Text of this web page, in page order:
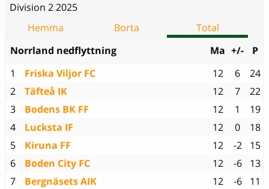
Division 2 2025
Hemma
Borta
Total
Norrland nedflyttning
Ma +/-
P
1
Friska Viljor FC 12 6
24
2
Täfteå IK 12 7
22
3
Bodens BK FF 12 1
19
4
Lucksta IF 12 0
18
5
Kiruna FF 12 -2
15
6
Boden City FC 12 -6
13
7
Bergnäsets AIK 12 -6 11